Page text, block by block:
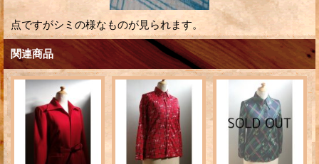
点ですがシミの様なものが見られます。
関連商品